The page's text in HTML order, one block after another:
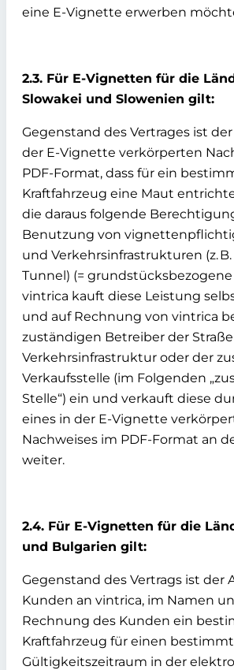
eine E-Vignette erwerben
2.3. Für E-Vignetten für die
Slowakei und Slowenien gilt:
Gegenstand des Vertrages ist
der E-Vignette verkörperten
PDF-Format, dass für ein
Kraftfahrzeug eine Maut
die daraus folgende
Benutzung von
und Verkehrsinfrastrukturen (z.
Tunnel) (=
vintrica kauft diese Leistung
und auf Rechnung von vintrica
zuständigen Betreiber der
Verkehrsinfrastruktur oder der
Verkaufsstelle (im Folgenden
Stelle“) ein und verkauft diese
eines in der E-Vignette
Nachweises im PDF-Format an
weiter.
2.4. Für E-Vignetten für die
und Bulgarien gilt:
Gegenstand des Vertrags ist der
Kunden an vintrica, im Namen
Rechnung des Kunden ein
Kraftfahrzeug für einen
Gültigkeitszeitraum in der